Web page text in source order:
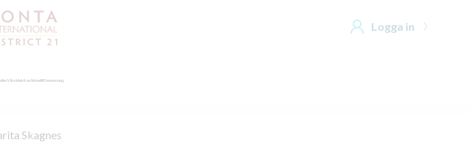
Våra klubbarAktuelltEvenemang
Logga in
Skagnes